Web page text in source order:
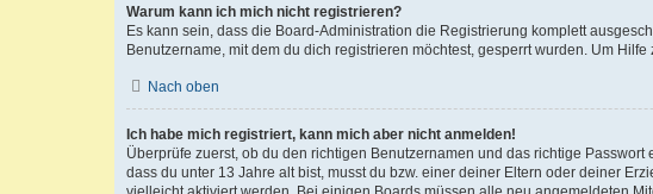
Warum kann ich mich nicht registrieren?
Es kann sein, dass die Board-Administration die Registrierung komplett
Benutzername, mit dem du dich registrieren möchtest, gesperrt wurden. Um
Nach oben
Ich habe mich registriert, kann mich aber nicht anmelden!
Überprüfe zuerst, ob du den richtigen Benutzernamen und das richtige
dass du unter 13 Jahre alt bist, musst du bzw. einer deiner Eltern oder deiner